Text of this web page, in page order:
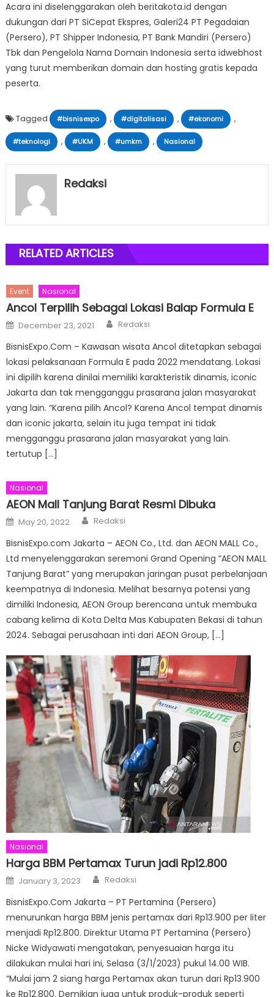
Acara ini diselenggarakan oleh beritakota.id dengan
dukungan dari PT SiCepat Ekspres, Galeri24 PT Pegadaian
(Persero), PT Shipper Indonesia, PT Bank Mandiri (Persero)
Tbk dan Pengelola Nama Domain Indonesia serta idwebhost
yang turut memberikan domain dan hosting gratis kepada
peserta.
Tagged #bisnisexpo , #digitalisasi , #ekonomi ,
#teknologi , #UKM , #umkm , Nasional
Redaksi
RELATED ARTICLES
Event Nasional
Ancol Terpilih Sebagai Lokasi Balap Formula E
Posted
on
December 23, 2021 Author
Redaksi
BisnisExpo.Com – Kawasan wisata Ancol ditetapkan sebagai
lokasi pelaksanaan Formula E pada 2022 mendatang. Lokasi
ini dipilih karena dinilai memiliki karakteristik dinamis, iconic
Jakarta dan tak mengganggu prasarana jalan masyarakat
yang lain. “Karena pilih Ancol? Karena Ancol tempat dinamis
dan iconic jakarta, selain itu juga tempat ini tidak
mengganggu prasarana jalan masyarakat yang lain.
tertutup […]
Nasional
AEON Mall Tanjung Barat Resmi Dibuka
Posted
on
May 20, 2022 Author
Redaksi
BisnisExpo.com Jakarta – AEON Co., Ltd. dan AEON MALL Co.,
Ltd menyelenggarakan seremoni Grand Opening “AEON MALL
Tanjung Barat” yang merupakan jaringan pusat perbelanjaan
keempatnya di Indonesia. Melihat besarnya potensi yang
dimiliki Indonesia, AEON Group berencana untuk membuka
cabang kelima di Kota Delta Mas Kabupaten Bekasi di tahun
2024. Sebagai perusahaan inti dari AEON Group, […]
Nasional
Harga BBM Pertamax Turun jadi Rp12.800
Posted
on
January 3, 2023 Author
Redaksi
BisnisExpo.Com Jakarta – PT Pertamina (Persero)
menurunkan harga BBM jenis pertamax dari Rp13.900 per liter
menjadi Rp12.800. Direktur Utama PT Pertamina (Persero)
Nicke Widyawati mengatakan, penyesuaian harga itu
dilakukan mulai hari ini, Selasa (3/1/2023) pukul 14.00 WIB.
“Mulai jam 2 siang harga Pertamax akan turun dari Rp13.900
ke Rp12.800. Demikian juga untuk produk-produk seperti